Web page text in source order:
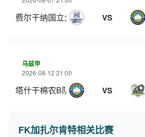
费尔干纳国立大学 VS
乌兹甲
2026-08-12 21:00
塔什干棉农B队 VS
FK加扎尔肯特相关比赛